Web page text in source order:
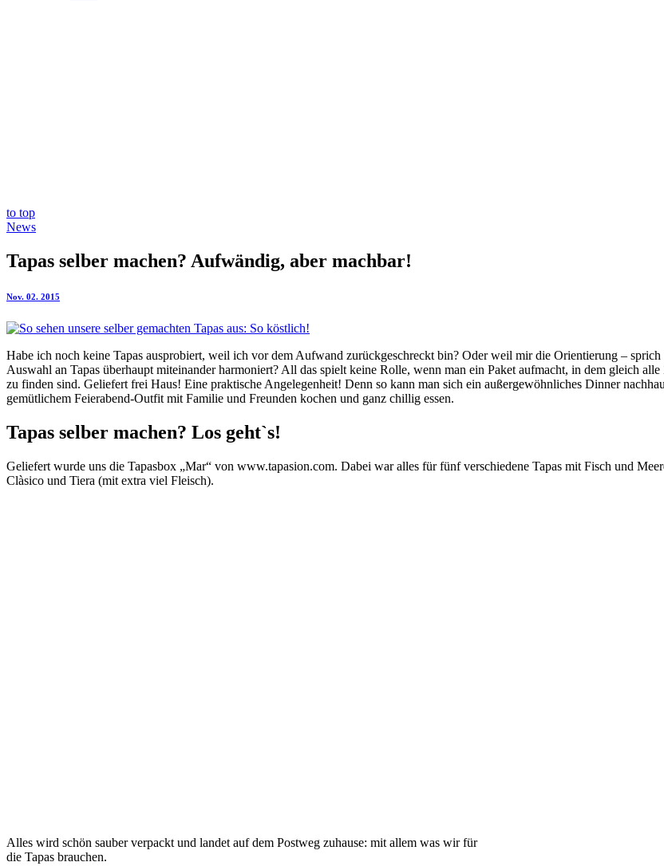
to top
News
Tapas selber machen? Aufwändig, aber machbar!
Nov. 02. 2015
Habe ich noch keine Tapas ausprobiert, weil ich vor dem Aufwand zurückgeschreckt bin? Oder weil mir die Orientierung –
Auswahl an Tapas überhaupt miteinander harmoniert? All das spielt keine Rolle, wenn man ein Paket aufmacht, in dem gleich
zu finden sind. Geliefert frei Haus! Eine praktische Angelegenheit! Denn so kann man sich ein außergewöhnliches Dinner
gemütlichem Feierabend-Outfit mit Familie und Freunden kochen und ganz chillig essen.
Tapas selber machen? Los geht`s!
Geliefert wurde uns die Tapasbox „Mar“ von www.tapasion.com. Dabei war alles für fünf verschiedene Tapas mit Fisch und
Clàsico und Tiera (mit extra viel Fleisch).
Alles wird schön sauber verpackt und landet auf dem Postweg zuhause: mit allem was wir für
die Tapas brauchen.